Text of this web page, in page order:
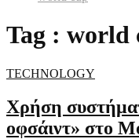
Tag : world
TECHNOLOGY
Χρήση
οφσάιντ» στο